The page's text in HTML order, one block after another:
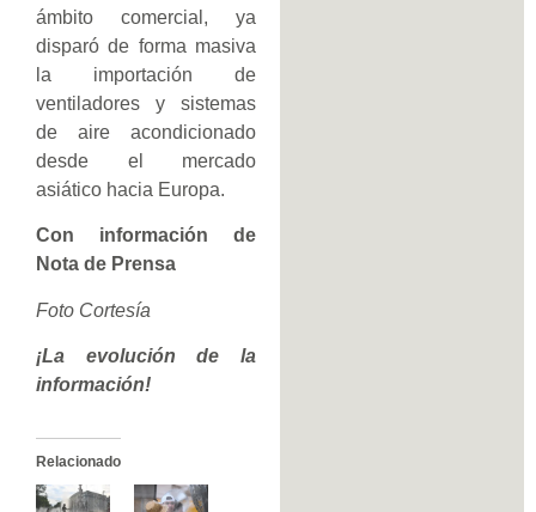
ámbito comercial, ya
disparó de forma masiva
la importación de
ventiladores y sistemas
de aire acondicionado
desde el mercado
asiático hacia Europa.
Con información de
Nota de Prensa
Foto Cortesía
¡La evolución de la
información!
Relacionado